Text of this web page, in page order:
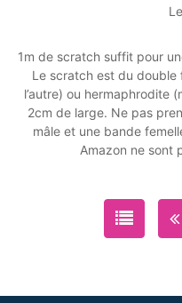
1m de scratch suffit pour
Le scratch est du double
l’autre) ou hermaphrodite
2cm de large. Ne pas
mâle et une bande
Amazon ne sont